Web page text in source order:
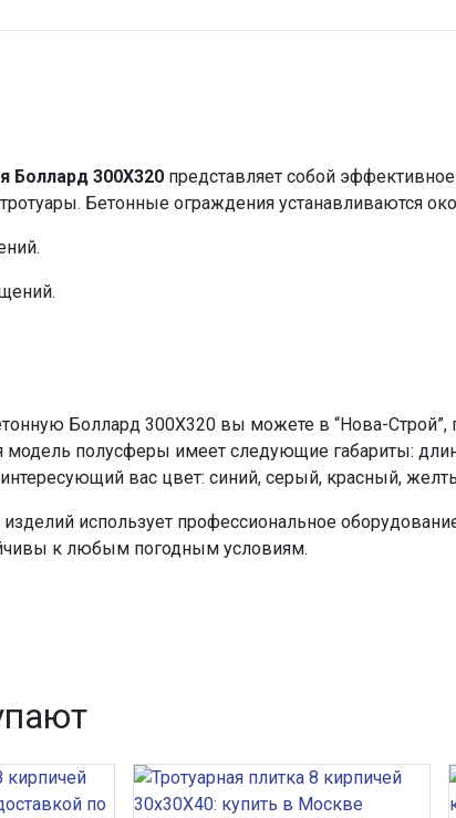
Боллард 300X320 представляет собой
Бетонные ограждения устанавливаются
Боллард 300X320 вы можете в “Нова-
модель полусферы имеет следующие габариты:
вас цвет: синий, серый, красный,
использует профессиональное
к любым погодным условиям.